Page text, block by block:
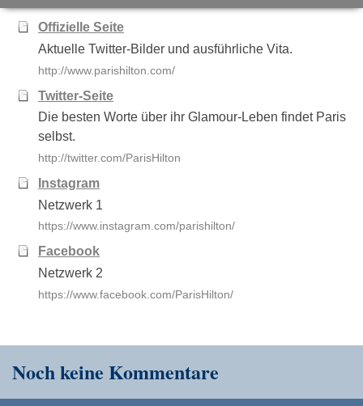
Offizielle Seite
Aktuelle Twitter-Bilder und ausführliche Vita.
http://www.parishilton.com/
Twitter-Seite
Die besten Worte über ihr Glamour-Leben findet Paris
selbst.
http://twitter.com/ParisHilton
Instagram
Netzwerk 1
https://www.instagram.com/parishilton/
Facebook
Netzwerk 2
https://www.facebook.com/ParisHilton/
Noch keine Kommentare